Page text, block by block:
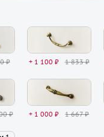
₽ + 1 100 ₽ 1 833 ₽
₽ + 1 000 ₽ 1 667 ₽